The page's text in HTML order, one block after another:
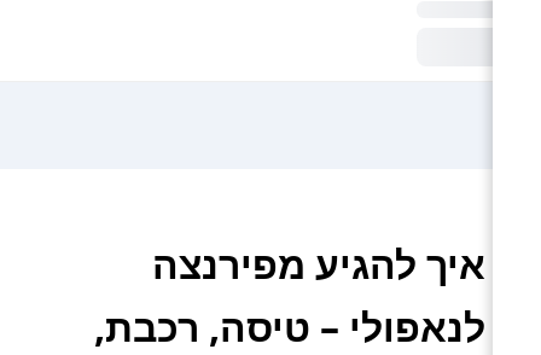
איך להגיע מפירנצה
לנאפולי – טיסה, רכבת,